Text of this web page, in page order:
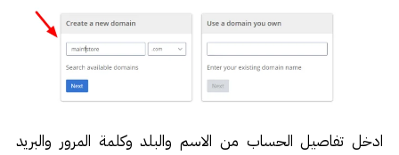
ادخل تفاصيل الحساب من الاسم والبلد وكلمة المرور والبريد